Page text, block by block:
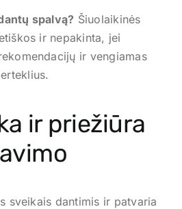
spalvą? Šiuolaikinės
ir nepakinta, jei
ir vengiamas
ir priežiūra
sveikais dantimis ir patvaria